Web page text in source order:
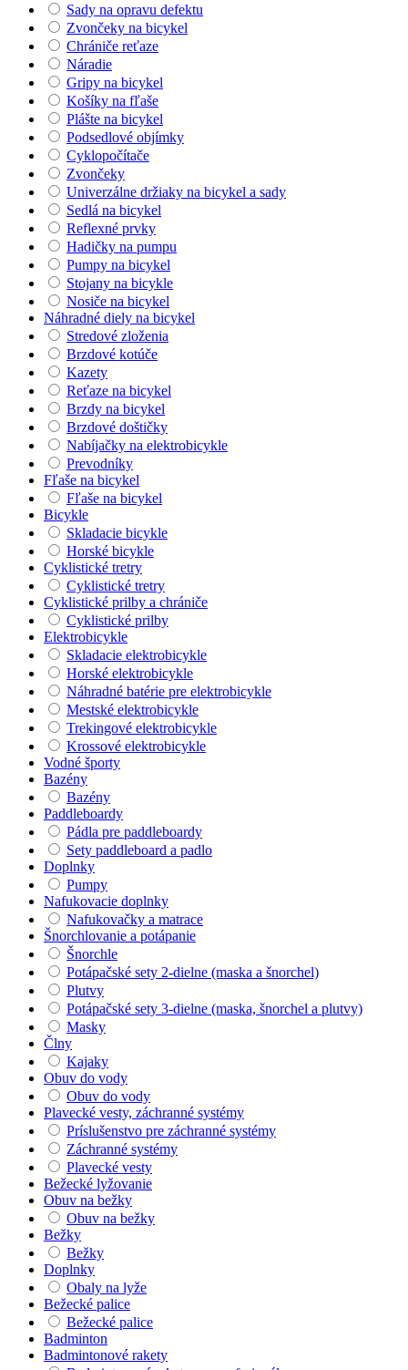
Sady na opravu defektu
Zvončeky na bicykel
Chrániče reťaze
Náradie
Gripy na bicykel
Košíky na fľaše
Plášte na bicykel
Podsedlové objímky
Cyklopočítače
Zvončeky
Univerzálne držiaky na bicykel a sady
Sedlá na bicykel
Reflexné prvky
Hadičky na pumpu
Pumpy na bicykel
Stojany na bicykle
Nosiče na bicykel
Náhradné diely na bicykel
Stredové zloženia
Brzdové kotúče
Kazety
Reťaze na bicykel
Brzdy na bicykel
Brzdové doštičky
Nabíjačky na elektrobicykle
Prevodníky
Fľaše na bicykel
Fľaše na bicykel
Bicykle
Skladacie bicykle
Horské bicykle
Cyklistické tretry
Cyklistické tretry
Cyklistické prilby a chrániče
Cyklistické prilby
Elektrobicykle
Skladacie elektrobicykle
Horské elektrobicykle
Náhradné batérie pre elektrobicykle
Mestské elektrobicykle
Trekingové elektrobicykle
Krossové elektrobicykle
Vodné športy
Bazény
Bazény
Paddleboardy
Pádla pre paddleboardy
Sety paddleboard a padlo
Doplnky
Pumpy
Nafukovacie doplnky
Nafukovačky a matrace
Šnorchlovanie a potápanie
Šnorchle
Potápačské sety 2-dielne (maska a šnorchel)
Plutvy
Potápačské sety 3-dielne (maska, šnorchel a plutvy)
Masky
Člny
Kajaky
Obuv do vody
Obuv do vody
Plavecké vesty, záchranné systémy
Príslušenstvo pre záchranné systémy
Záchranné systémy
Plavecké vesty
Bežecké lyžovanie
Obuv na bežky
Obuv na bežky
Bežky
Bežky
Doplnky
Obaly na lyže
Bežecké palice
Bežecké palice
Badminton
Badmintonové rakety